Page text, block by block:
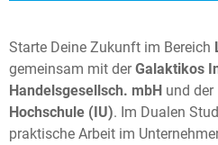
Starte Deine Zukunft im Bereich
gemeinsam mit derGalaktikos
Handelsgesellsch. mbH und der
Hochschule (IU). Im Dualen
praktische Arbeit im